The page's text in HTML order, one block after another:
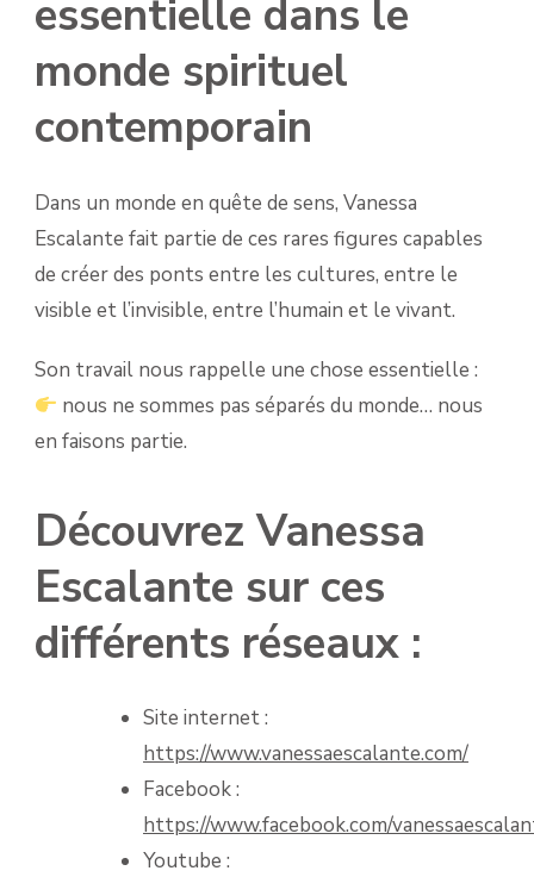
essentielle dans le
monde spirituel
contemporain
Dans un monde en quête de sens, Vanessa
Escalante fait partie de ces rares figures capables
de créer des ponts entre les cultures, entre le
visible et l’invisible, entre l’humain et le vivant.
Son travail nous rappelle une chose essentielle :
nous ne sommes pas séparés du monde… nous
en faisons partie.
Découvrez Vanessa
Escalante sur ces
différents réseaux :
Site internet :
https://www.vanessaescalante.com/
Facebook :
https://www.facebook.com/
Youtube :